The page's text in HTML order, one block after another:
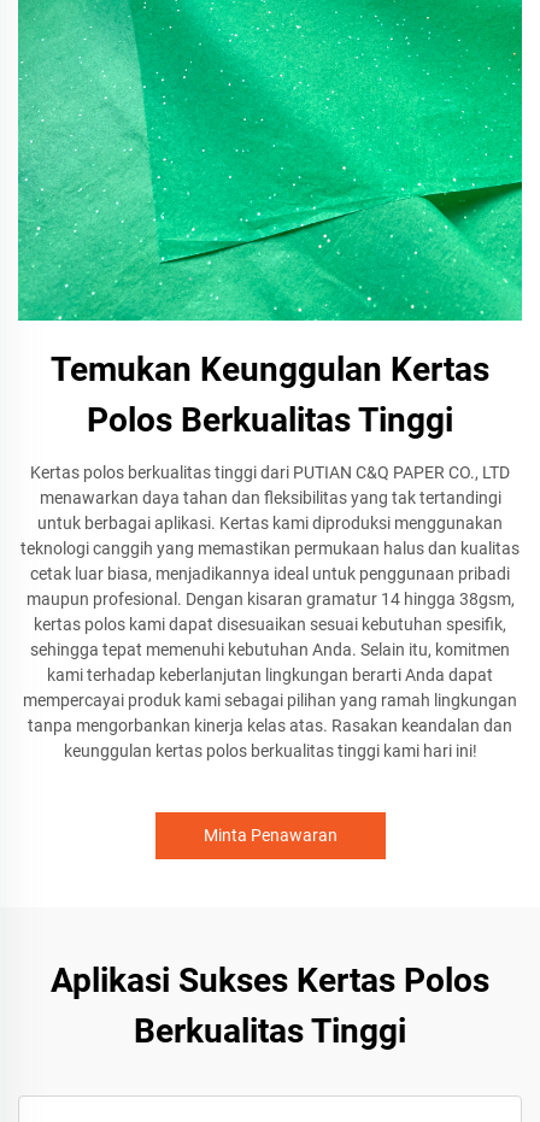
Temukan Keunggulan Kertas
Polos Berkualitas Tinggi
Kertas polos berkualitas tinggi dari PUTIAN C&Q PAPER CO., LTD
menawarkan daya tahan dan fleksibilitas yang tak tertandingi
untuk berbagai aplikasi. Kertas kami diproduksi menggunakan
teknologi canggih yang memastikan permukaan halus dan kualitas
cetak luar biasa, menjadikannya ideal untuk penggunaan pribadi
maupun profesional. Dengan kisaran gramatur 14 hingga 38gsm,
kertas polos kami dapat disesuaikan sesuai kebutuhan spesifik,
sehingga tepat memenuhi kebutuhan Anda. Selain itu, komitmen
kami terhadap keberlanjutan lingkungan berarti Anda dapat
mempercayai produk kami sebagai pilihan yang ramah lingkungan
tanpa mengorbankan kinerja kelas atas. Rasakan keandalan dan
keunggulan kertas polos berkualitas tinggi kami hari ini!
Minta Penawaran
Aplikasi Sukses Kertas Polos
Berkualitas Tinggi